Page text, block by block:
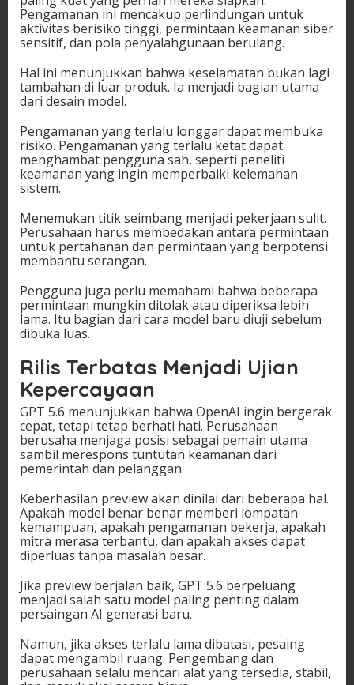
Pengamanan ini mencakup perlindungan untuk
aktivitas berisiko tinggi, permintaan keamanan siber
sensitif, dan pola penyalahgunaan berulang.
Hal ini menunjukkan bahwa keselamatan bukan lagi
tambahan di luar produk. Ia menjadi bagian utama
dari desain model.
Pengamanan yang terlalu longgar dapat membuka
risiko. Pengamanan yang terlalu ketat dapat
menghambat pengguna sah, seperti peneliti
keamanan yang ingin memperbaiki kelemahan
sistem.
Menemukan titik seimbang menjadi pekerjaan sulit.
Perusahaan harus membedakan antara permintaan
untuk pertahanan dan permintaan yang berpotensi
membantu serangan.
Pengguna juga perlu memahami bahwa beberapa
permintaan mungkin ditolak atau diperiksa lebih
lama. Itu bagian dari cara model baru diuji sebelum
dibuka luas.
Rilis Terbatas Menjadi Ujian
Kepercayaan
GPT 5.6 menunjukkan bahwa OpenAI ingin bergerak
cepat, tetapi tetap berhati hati. Perusahaan
berusaha menjaga posisi sebagai pemain utama
sambil merespons tuntutan keamanan dari
pemerintah dan pelanggan.
Keberhasilan preview akan dinilai dari beberapa hal.
Apakah model benar benar memberi lompatan
kemampuan, apakah pengamanan bekerja, apakah
mitra merasa terbantu, dan apakah akses dapat
diperluas tanpa masalah besar.
Jika preview berjalan baik, GPT 5.6 berpeluang
menjadi salah satu model paling penting dalam
persaingan AI generasi baru.
Namun, jika akses terlalu lama dibatasi, pesaing
dapat mengambil ruang. Pengembang dan
perusahaan selalu mencari alat yang tersedia, stabil,